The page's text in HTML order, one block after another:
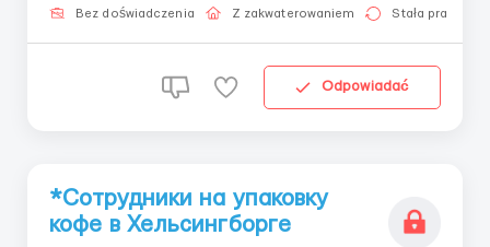
знания языка Зарплата: 13 евро в час - раз в 14 дней
Bez doświadczenia Z zakwaterowaniem Stała praca
Odpowiadać
*Сотрудники на упаковку
кофе в Хельсингборге